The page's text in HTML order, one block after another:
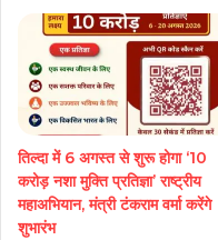
तिल्दा में 6 अगस्त से शुरू होगा ‘10
करोड़ नशा मुक्ति प्रतिज्ञा’ राष्ट्रीय
महाअभियान, मंत्री टंकराम वर्मा करेंगे
शुभारंभ